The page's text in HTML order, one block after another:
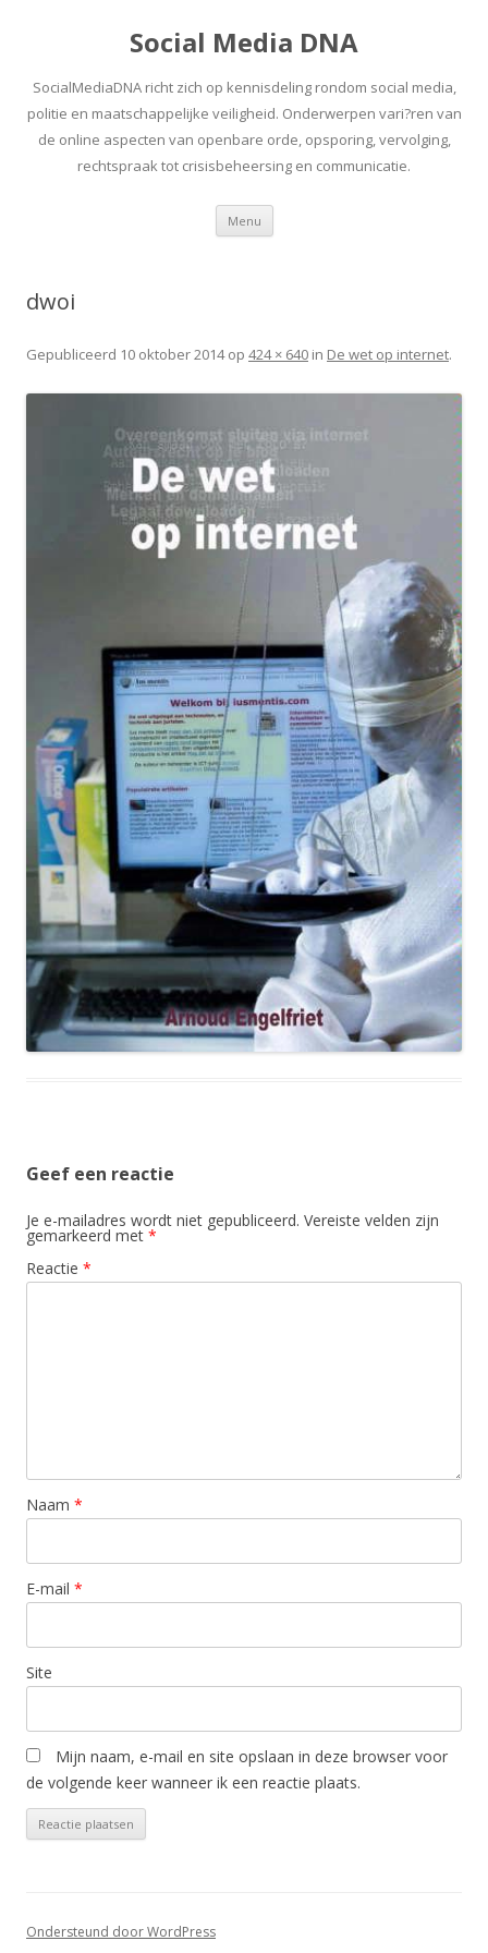
Social Media DNA
SocialMediaDNA richt zich op kennisdeling rondom social media,
politie en maatschappelijke veiligheid. Onderwerpen vari?ren van
de online aspecten van openbare orde, opsporing, vervolging,
rechtspraak tot crisisbeheersing en communicatie.
Menu Spring
inhoud
dwoi
Gepubliceerd 10 oktober 2014op 424 × 640 in De wet op internet.
Geef een reactie
Je e-mailadres wordt niet gepubliceerd. Vereiste velden zijn
gemarkeerd met *
Reactie *
Naam *
E-mail *
Site
Mijn naam, e-mail en site opslaan in deze browser voor
de volgende keer wanneer ik een reactie plaats.
Ondersteund door WordPress